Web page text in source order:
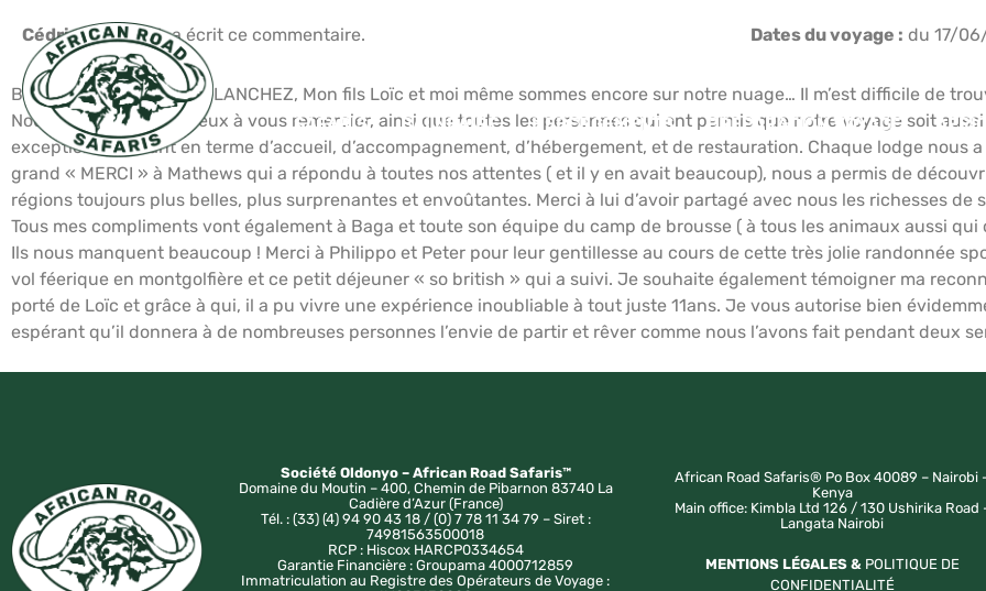
SAFARIS BALNÉAIRE HÉBERGEMENTS PRÉPARATION VOYAGE
Cédric CHAUVELa écrit ce commentaire. Dates du voyage : du 17/
Bonjour Mr et Madame BLANCHEZ, Mon fils Loïc et moi même sommes encore sur notre nuage… Il m’est difficile de
Nous tenons tous les deux à vous remercier, ainsi que toutes les personnes qui ont permis que notre voyage soit
exceptionnelle, tant en terme d’accueil, d’accompagnement, d’hébergement, et de restauration. Chaque lodge
grand « MERCI » à Mathews qui a répondu à toutes nos attentes ( et il y en avait beaucoup), nous a permis de
régions toujours plus belles, plus surprenantes et envoûtantes. Merci à lui d’avoir partagé avec nous les richesses
Tous mes compliments vont également à Baga et toute son équipe du camp de brousse ( à tous les animaux aussi
Ils nous manquent beaucoup ! Merci à Philippo et Peter pour leur gentillesse au cours de cette très jolie randonnée
vol féerique en montgolfière et ce petit déjeuner « so british » qui a suivi. Je souhaite également témoigner ma
porté de Loïc et grâce à qui, il a pu vivre une expérience inoubliable à tout juste 11ans. Je vous autorise bien
espérant qu’il donnera à de nombreuses personnes l’envie de partir et rêver comme nous l’avons fait pendant deux
Société Oldonyo – African Road Safaris™
Domaine du Moutin – 400, Chemin de Pibarnon 83740 La
Cadière d’Azur (France)
Tél. : (33) (4) 94 90 43 18 / (0) 7 78 11 34 79 – Siret :
74981563500018
RCP : Hiscox HARCP0334654
Garantie Financière : Groupama 4000712859
Immatriculation au Registre des Opérateurs de Voyage :
African Road Safaris® Po Box 40089 – Nairobi
Kenya
Main office: Kimbla Ltd 126 / 130 Ushirika Road
Langata Nairobi
MENTIONS LÉGALES & POLITIQUE DE
CONFIDENTIALITÉ